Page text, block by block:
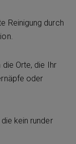
Reinigung durch
die Orte, die Ihr
oder
kein runder